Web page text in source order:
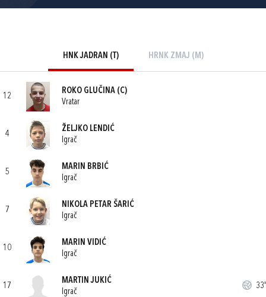
HNK JADRAN (T) HRNK ZMAJ (M)
12
ROKO GLUČINA (C)
Vratar
4
ŽELJKO LENDIĆ
Igrač
5
MARIN BRBIĆ
Igrač
7
NIKOLA PETAR ŠARIĆ
Igrač
10
MARIN VIDIĆ
Igrač
17
MARTIN JUKIĆ
Igrač
33'